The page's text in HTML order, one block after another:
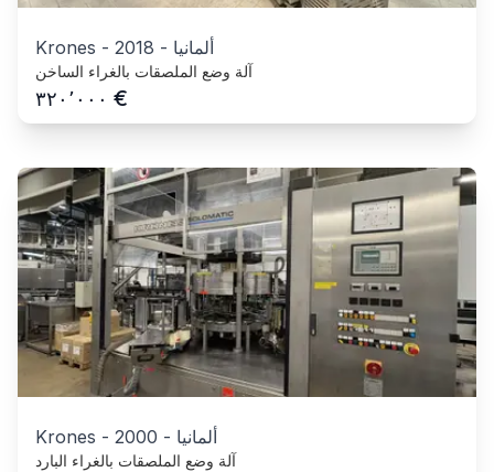
Krones - 2018 - ألمانيا
آلة وضع الملصقات بالغراء الساخن
٣٢٠٬٠٠٠ €
Krones - 2000 - ألمانيا
آلة وضع الملصقات بالغراء البارد